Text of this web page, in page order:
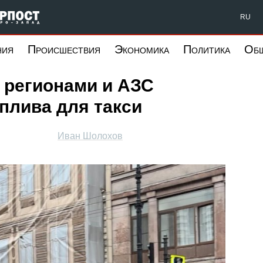
Форпост Северо-Запад RU
Происшествия Экономика Политика
регионами и АЗС
для такси
Иван Шолохов